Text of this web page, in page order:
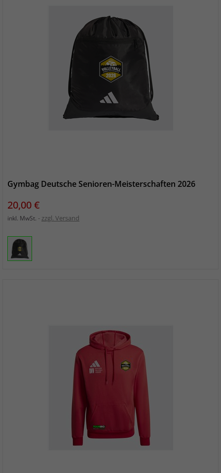
Gymbag Deutsche Senioren-Meisterschaften 2026
Preis
20,00 €
inkl. MwSt. zzgl. Versand